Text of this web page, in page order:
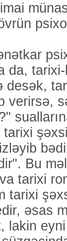
da,
desək,
verirsə,
tarixi
Bu
tarixi
tarixi
əsas
lakin